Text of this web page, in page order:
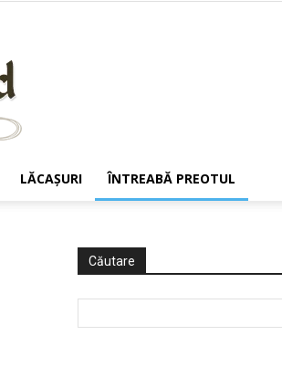
LĂCAŞURI ÎNTREABĂ PREOTUL
Căutare